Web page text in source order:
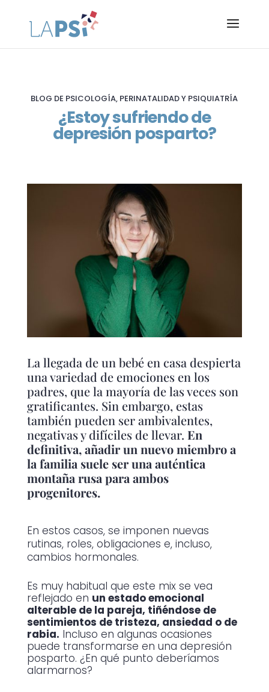
BLOG DE PSICOLOGÍA, PERINATALIDAD Y PSIQUIATRÍA
¿Estoy sufriendo de
depresión posparto?
La llegada de un bebé en casa despierta
una variedad de emociones en los
padres, que la mayoría de las veces son
gratificantes. Sin embargo, estas
también pueden ser ambivalentes,
negativas y difíciles de llevar. En
definitiva, añadir un nuevo miembro a
la familia suele ser una auténtica
montaña rusa para ambos
progenitores.
En estos casos, se imponen nuevas
rutinas, roles, obligaciones e, incluso,
cambios hormonales.
Es muy habitual que este mix se vea
reflejado en un estado emocional
alterable de la pareja, tiñéndose de
sentimientos de tristeza, ansiedad o de
rabia. Incluso en algunas ocasiones
puede transformarse en una depresión
posparto. ¿En qué punto deberíamos
alarmarnos?